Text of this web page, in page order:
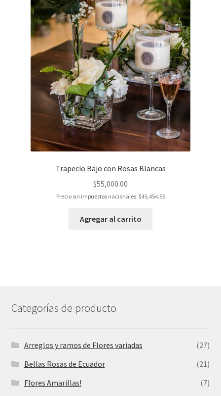
Trapecio Bajo con Rosas Blancas
$55,000.00
Precio sin impuestos nacionales: $45,454.55
Agregar al carrito
Categorías de producto
Arreglos y ramos de Flores variadas
(27)
Bellas Rosas de Ecuador
(21)
Flores Amarillas!
(7)